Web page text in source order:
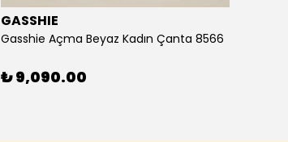
GASSHIE
Gasshie Açma Beyaz Kadın Çanta 8566
₺ 9,090.00